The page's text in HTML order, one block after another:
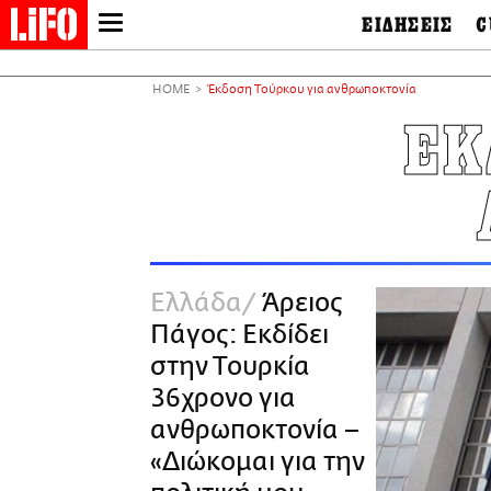
NEWSLETTER
PRINT
ΕΙΔΗΣΕΙΣ
Διεθνή
Οικονομία
Πολιτισμός
Tech &
European Lifo
HOME Έκδοση Τούρκου για ανθρωποκτονία
Ελλάδα
Άρειος
Πάγος: Εκδίδει
στην Τουρκία
36χρονο για
ανθρωποκτονία –
«Διώκομαι για την